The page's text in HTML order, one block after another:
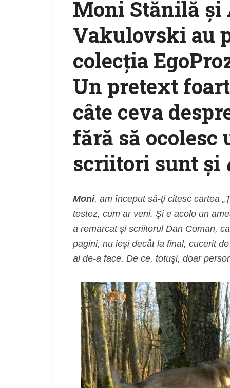
Moni Stănilă
Vakulovski au
colecţia
Un pretext
câte ceva
fără să ocolesc
scriitori sunt şi
Moni, am început să-ţi citesc cartea
testez, cum ar veni. Şi e acolo un
a remarcat şi scriitorul Dan Coman,
pagini, nu ieşi decât la final, cucerit
ai de-a face. De ce, totuşi, doar